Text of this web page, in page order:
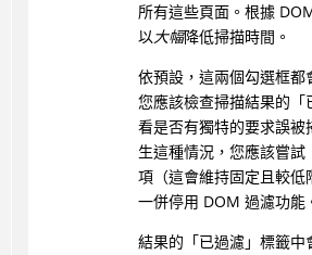
所有這些頁面。根據
以大幅降低掃描時間。
依預設，這兩個勾選框都
您應該檢查掃描結果的「
看是否有獨特的要求誤被
生這種情況，您應該嘗
項（這會維持固定且較低
一併停用 DOM 過濾功能
結果的「已過濾」標籤中